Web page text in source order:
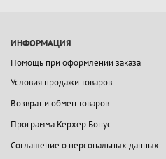
ИНФОРМАЦИЯ
Помощь при оформлении заказа
Условия продажи товаров
Возврат и обмен товаров
Программа Керхер Бонус
Соглашение о персональных данных